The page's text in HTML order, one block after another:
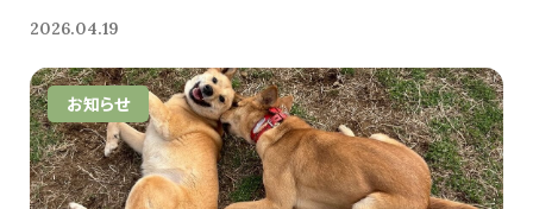
2026.04.19
お知らせ